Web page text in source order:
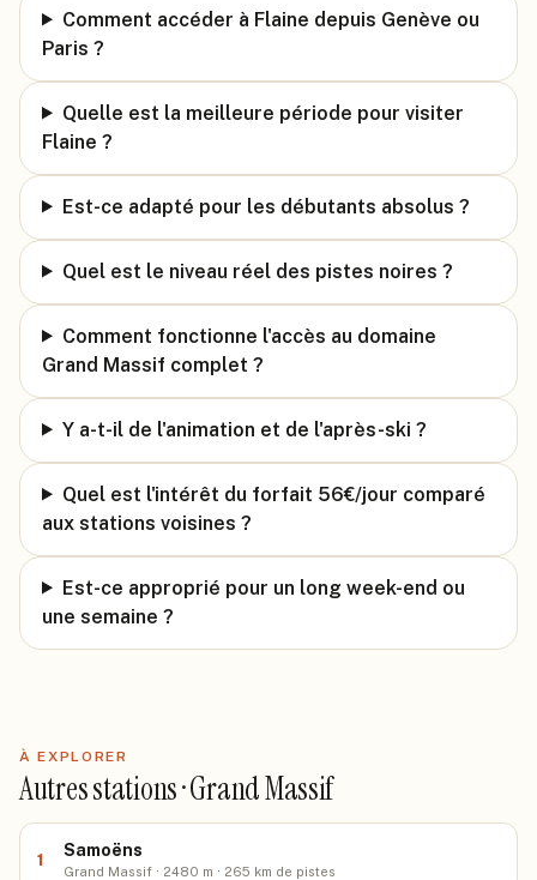
Comment accéder à Flaine depuis Genève ou
Paris ?
Quelle est la meilleure période pour visiter
Flaine ?
Est-ce adapté pour les débutants absolus ?
Quel est le niveau réel des pistes noires ?
Comment fonctionne l'accès au domaine
Grand Massif complet ?
Y a-t-il de l'animation et de l'après-ski ?
Quel est l'intérêt du forfait 56€/jour comparé
aux stations voisines ?
Est-ce approprié pour un long week-end ou
une semaine ?
À EXPLORER
Autres stations · Grand Massif
1
Samoëns
Grand Massif · 2480 m · 265 km de pistes